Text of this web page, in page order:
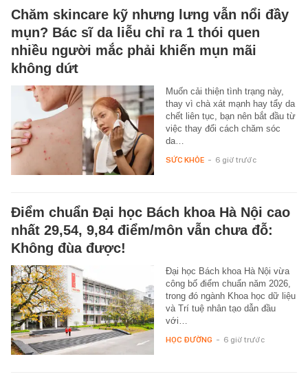
Chăm skincare kỹ nhưng lưng vẫn nổi đầy
mụn? Bác sĩ da liễu chỉ ra 1 thói quen
nhiều người mắc phải khiến mụn mãi
không dứt
Muốn cải thiện tình trạng này,
thay vì chà xát mạnh hay tẩy da
chết liên tục, bạn nên bắt đầu từ
việc thay đổi cách chăm sóc
da…
SỨC KHỎE - 6 giờ trước
Điểm chuẩn Đại học Bách khoa Hà Nội cao
nhất 29,54, 9,84 điểm/môn vẫn chưa đỗ:
Không đùa được!
Đại học Bách khoa Hà Nội vừa
công bố điểm chuẩn năm 2026,
trong đó ngành Khoa học dữ liệu
và Trí tuệ nhân tạo dẫn đầu
với…
HỌC ĐƯỜNG - 6 giờ trước